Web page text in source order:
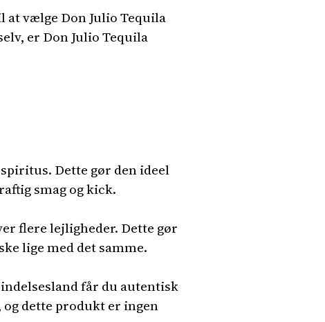
at vælge Don Julio Tequila
er Don Julio Tequila
Dette gør den ideel
smag og kick.
flere lejligheder. Dette gør
lige med det samme.
får du autentisk
dette produkt er ingen